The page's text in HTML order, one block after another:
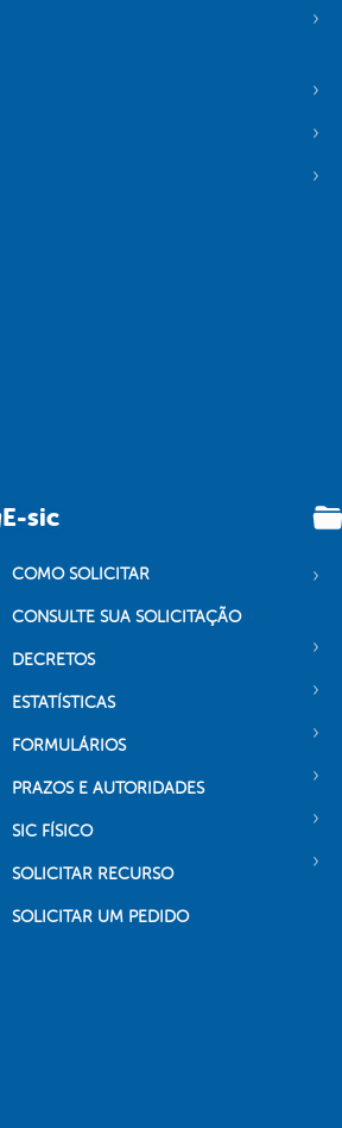
E-sic
COMO SOLICITAR
CONSULTE SUA SOLICITAÇÃO
DECRETOS
ESTATÍSTICAS
FORMULÁRIOS
PRAZOS E AUTORIDADES
SIC FÍSICO
SOLICITAR RECURSO
SOLICITAR UM PEDIDO